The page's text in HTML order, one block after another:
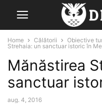
Home Călătorii Obiective
Strehaia: un sanctuar istoric în
Mănăstirea
sanctuar
aug. 4, 2016